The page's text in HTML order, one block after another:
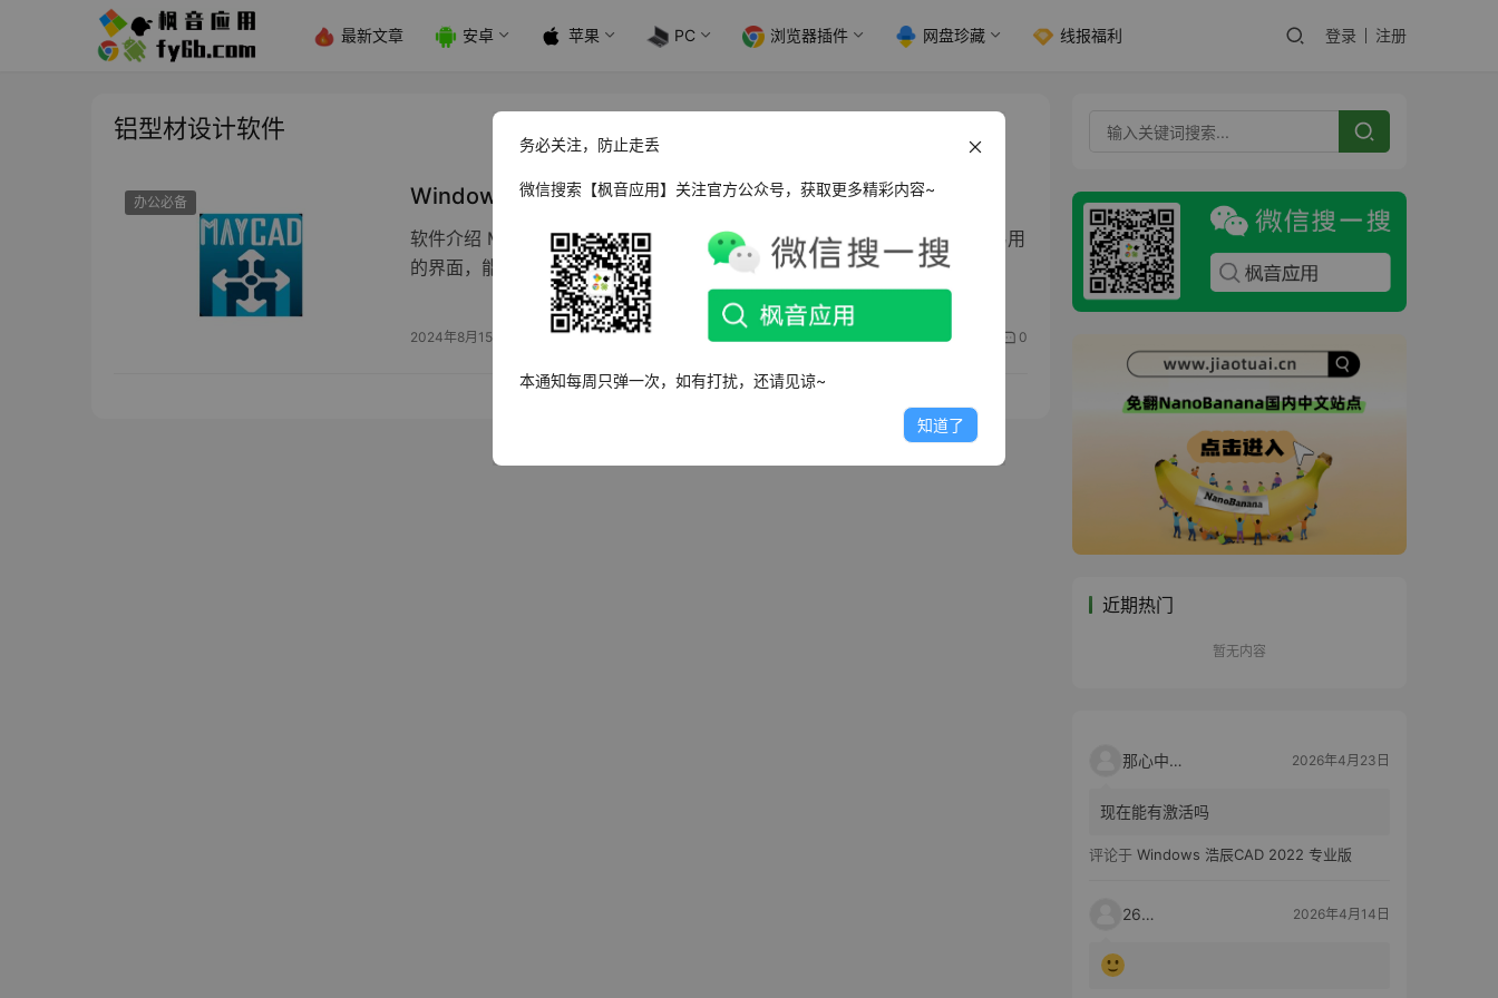
最新文章 安卓 苹果 PC 浏览器插件 网盘珍藏 线报福利 登录 注册
铝型材设计软件
办公必备 Windows MayCAD 铝型材设计软件_v2.0 简体中文版
软件介绍 MayCAD是一款专门用于铝型材设计的工具，具有丰富的功能和易用
的界面，能够帮助用户快速高…
2024年8月15日 0
近期热门
暂无内容
那心中的话 2026年4月23日
现在能有激活吗
评论于 Windows 浩辰CAD 2022 专业版
2603 2026年4月14日
务必关注，防止走丢
微信搜索【枫音应用】关注官方公众号，获取更多精彩内容~
本通知每周只弹一次，如有打扰，还请见谅~
知道了